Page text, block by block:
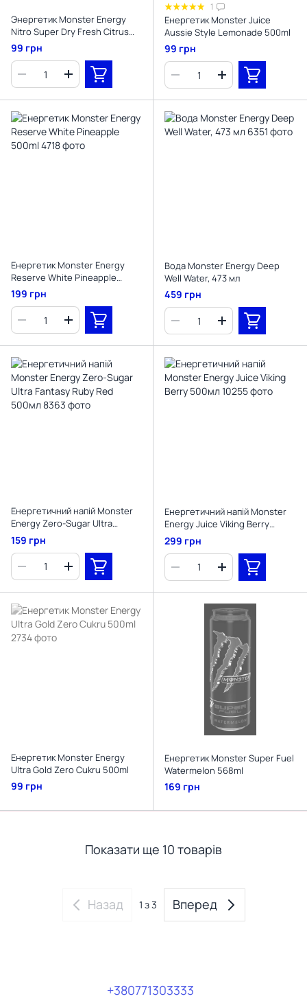
Энергетик Monster Energy
Nitro Super Dry Fresh Citrus
500ml
99 грн
1
Енергетик Monster Juice
Aussie Style Lemonade 500ml
99 грн
Енергетик Monster Energy
Reserve White Pineapple
500ml
199 грн
Вода Monster Energy Deep
Well Water, 473 мл
459 грн
Енергетичний напій Monster
Energy Zero-Sugar Ultra
Fantasy Ruby Red 500мл
159 грн
Енергетичний напій Monster
Energy Juice Viking Berry
500мл
299 грн
Енергетик Monster Energy
Ultra Gold Zero Cukru 500ml
99 грн
Енергетик Monster Super Fuel
Watermelon 568ml
169 грн
Показати ще 10 товарів
Назад 1 з 3 Вперед
+380771303333